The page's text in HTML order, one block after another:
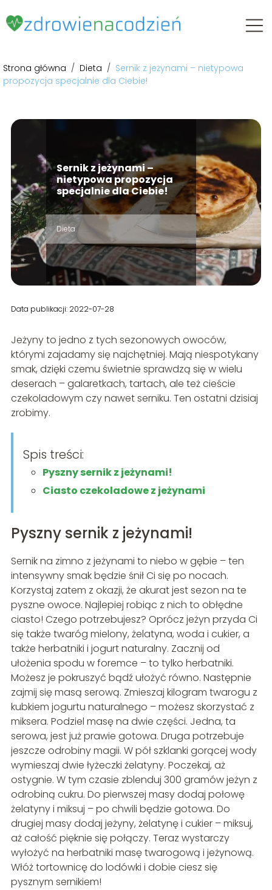
Strona główna / Dieta / Sernik z jeżynami – nietypowa
propozycja specjalnie dla Ciebie!
Sernik z jeżynami –
nietypowa propozycja
specjalnie dla Ciebie!
Dieta
Data publikacji: 2022-07-28
Jeżyny to jedno z tych sezonowych owoców,
którymi zajadamy się najchętniej. Mają niespotykany
smak, dzięki czemu świetnie sprawdzą się w wielu
deserach – galaretkach, tartach, ale też cieście
czekoladowym czy nawet serniku. Ten ostatni dzisiaj
zrobimy.
Spis treści:
Pyszny sernik z jeżynami!
Ciasto czekoladowe z jeżynami
Pyszny sernik z jeżynami!
Sernik na zimno z jeżynami to niebo w gębie – ten
intensywny smak będzie śnił Ci się po nocach.
Korzystaj zatem z okazji, że akurat jest sezon na te
pyszne owoce. Najlepiej robiąc z nich to obłędne
ciasto! Czego potrzebujesz? Oprócz jeżyn przyda Ci
się także twaróg mielony, żelatyna, woda i cukier, a
także herbatniki i jogurt naturalny. Zacznij od
ułożenia spodu w foremce – to tylko herbatniki.
Możesz je pokruszyć bądź ułożyć równo. Następnie
zajmij się masą serową. Zmieszaj kilogram twarogu z
kubkiem jogurtu naturalnego – możesz skorzystać z
miksera. Podziel masę na dwie części. Jedna, ta
serowa, jest już prawie gotowa. Druga potrzebuje
jeszcze odrobiny magii. W pół szklanki gorącej wody
wymieszaj dwie łyżeczki żelatyny. Poczekaj, aż
ostygnie. W tym czasie zblenduj 300 gramów jeżyn z
odrobiną cukru. Do pierwszej masy dodaj połowę
żelatyny i miksuj – po chwili będzie gotowa. Do
drugiej masy dodaj jeżyny, żelatynę i cukier – miksuj,
aż całość pięknie się połączy. Teraz wystarczy
wyłożyć na herbatniki masę twarogową i jeżynową.
Włóż tortownicę do lodówki i dobie ciesz się
pysznym sernikiem!